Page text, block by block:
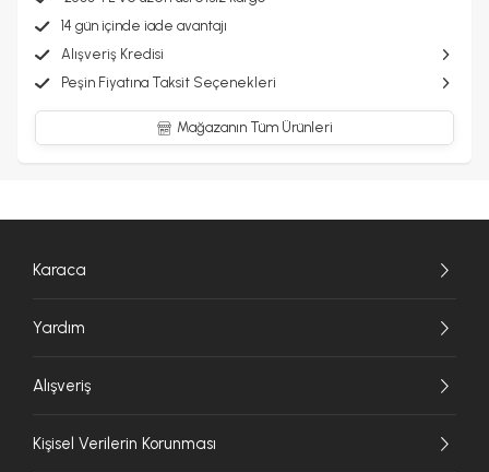
14 gün içinde iade avantajı
Alışveriş Kredisi
Peşin Fiyatına Taksit Seçenekleri
Mağazanın Tüm Ürünleri
Karaca
Yardım
Alışveriş
Kişisel Verilerin Korunması